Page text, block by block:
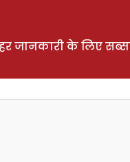
जानकारी के लिए